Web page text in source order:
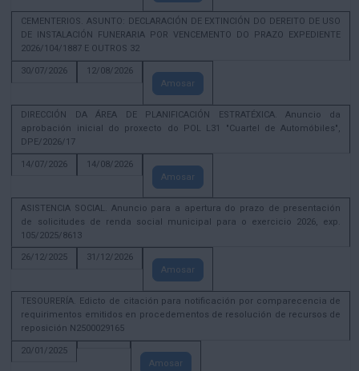
CEMENTERIOS. ASUNTO: DECLARACIÓN DE EXTINCIÓN DO DEREITO DE USO
DE INSTALACIÓN FUNERARIA POR VENCEMENTO DO PRAZO EXPEDIENTE
2026/104/1887 E OUTROS 32
30/07/2026
12/08/2026
Amosar
DIRECCIÓN DA ÁREA DE PLANIFICACIÓN ESTRATÉXICA. Anuncio da
aprobación inicial do proxecto do POL L31 "Cuartel de Automóbiles",
DPE/2026/17
14/07/2026
14/08/2026
Amosar
ASISTENCIA SOCIAL. Anuncio para a apertura do prazo de presentación
de solicitudes de renda social municipal para o exercicio 2026, exp.
105/2025/8613
26/12/2025
31/12/2026
Amosar
TESOURERÍA. Edicto de citación para notificación por comparecencia de
requirimentos emitidos en procedementos de resolución de recursos de
reposición N2500029165
20/01/2025
Amosar